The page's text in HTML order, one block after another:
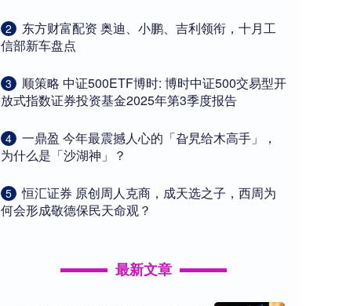
2
​东方财富配资 奥迪、小鹏、吉利领衔，十月工
信部新车盘点
3
​顺策略 中证500ETF博时: 博时中证500交易型开
放式指数证券投资基金2025年第3季度报告
4
​一鼎盈 今年最震撼人心的「旮旯给木高手」，
为什么是「沙湖神」？
5
​恒汇证券 原创周人克商，成天选之子，西周为
何会形成敬德保民天命观？
最新文章